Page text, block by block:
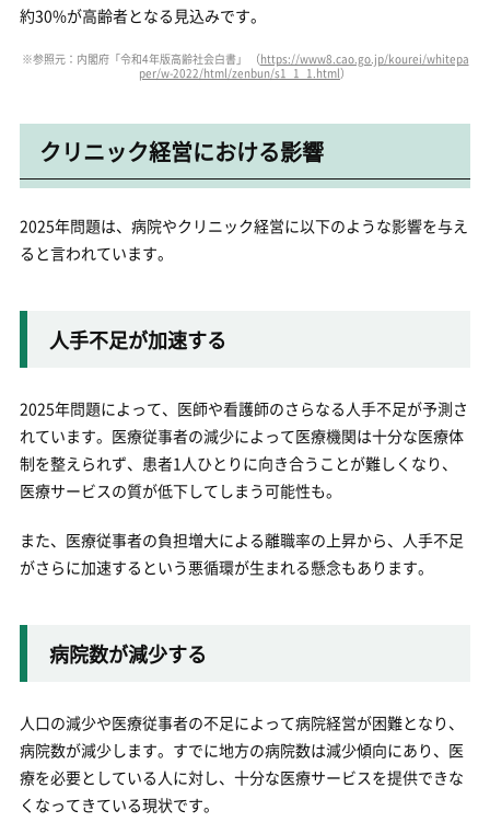
約30%が高齢者となる見込みです。
※参照元：内閣府「令和4年版高齢社会白書」 （https://www8.cao.go.jp/kourei/whitepa
per/w-2022/html/zenbun/s1_1_1.html）
クリニック経営における影響
2025年問題は、病院やクリニック経営に以下のような影響を与え
ると言われています。
人手不足が加速する
2025年問題によって、医師や看護師のさらなる人手不足が予測さ
れています。医療従事者の減少によって医療機関は十分な医療体
制を整えられず、患者1人ひとりに向き合うことが難しくなり、
医療サービスの質が低下してしまう可能性も。
また、医療従事者の負担増大による離職率の上昇から、人手不足
がさらに加速するという悪循環が生まれる懸念もあります。
病院数が減少する
人口の減少や医療従事者の不足によって病院経営が困難となり、
病院数が減少します。すでに地方の病院数は減少傾向にあり、医
療を必要としている人に対し、十分な医療サービスを提供できな
くなってきている現状です。